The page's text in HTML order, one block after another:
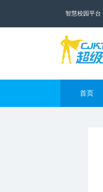
智慧校园平台
首页